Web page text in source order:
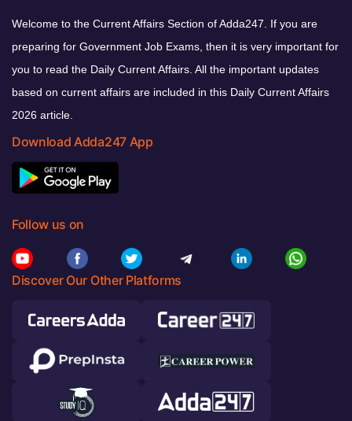
Welcome to the Current Affairs Section of Adda247. If you are
preparing for Government Job Exams, then it is very important for
you to read the Daily Current Affairs. All the important updates
based on current affairs are included in this Daily Current Affairs
2026 article.
Download Adda247 App
Follow us on
Discover Our Other Platforms